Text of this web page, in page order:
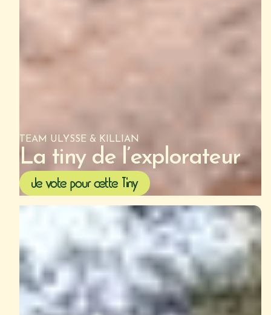
TEAM ULYSSE & KILLIAN
La tiny de l’explorateur
Je vote pour cette Tiny